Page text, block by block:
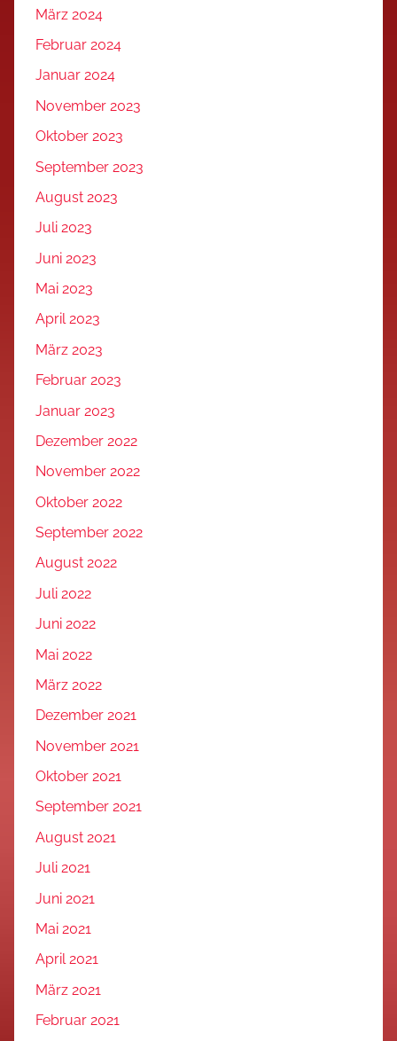
März 2024
Februar 2024
Januar 2024
November 2023
Oktober 2023
September 2023
August 2023
Juli 2023
Juni 2023
Mai 2023
April 2023
März 2023
Februar 2023
Januar 2023
Dezember 2022
November 2022
Oktober 2022
September 2022
August 2022
Juli 2022
Juni 2022
Mai 2022
März 2022
Dezember 2021
November 2021
Oktober 2021
September 2021
August 2021
Juli 2021
Juni 2021
Mai 2021
April 2021
März 2021
Februar 2021